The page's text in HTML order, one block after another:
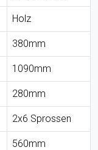
Holz
380mm
1090mm
280mm
2x6 Sprossen
560mm